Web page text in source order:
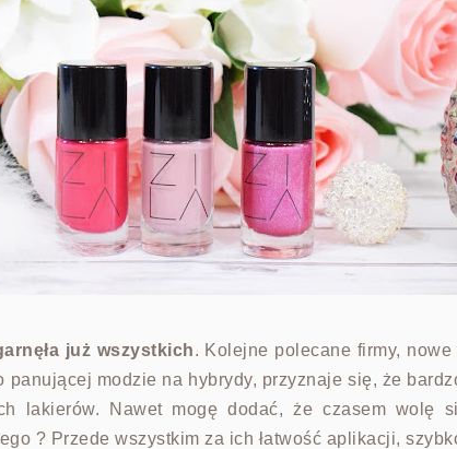
już wszystkich. Kolejne polecane firmy, nowe
panującej modzie na hybrydy, przyznaje się, że
lakierów.
Nawet mogę dodać, że czasem wolę
? Przede wszystkim za ich łatwość aplikacji,